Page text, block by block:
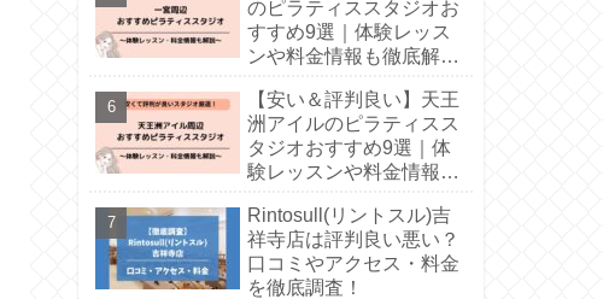
のピラティススタジオお
すすめ9選｜体験レッス
ンや料金情報も徹底解
【安い＆評判良い】天王
洲アイルのピラティスス
タジオおすすめ9選｜体
験レッスンや料金情報も
Rintosull(リントスル)吉
祥寺店は評判良い悪い？
口コミやアクセス・料金
を徹底調査！